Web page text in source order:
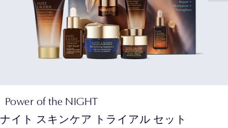
Power of the NIGHT
ナイト スキンケア トライアル セット